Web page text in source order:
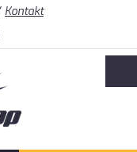
Kontakt